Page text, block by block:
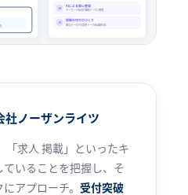
AIによる関心整理
キーワードをAIが課題テーマに整理
提案の切り口づくり
関心テーマから営業トークを自動生成
社ノーザンライツ
「求人 掲載」といったキ
いることを把握し、そ
アプローチ。 受付突破